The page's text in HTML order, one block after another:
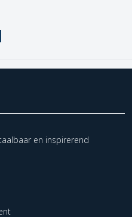
en inspirerend